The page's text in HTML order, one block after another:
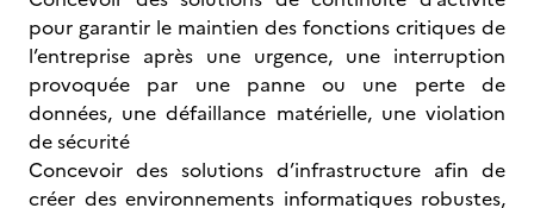
pour garantir le maintien des fonctions critiques de
l’entreprise après une urgence, une interruption
provoquée par une panne ou une perte de
données, une défaillance matérielle, une violation
de sécurité
Concevoir des solutions d’infrastructure afin de
créer des environnements informatiques robustes,